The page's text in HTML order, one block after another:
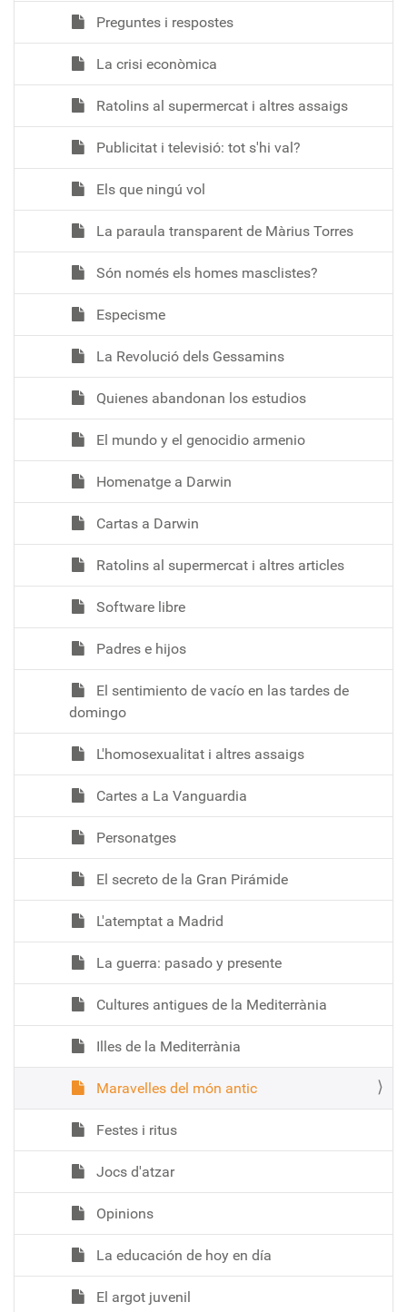
Preguntes i respostes
La crisi econòmica
Ratolins al supermercat i altres assaigs
Publicitat i televisió: tot s'hi val?
Els que ningú vol
La paraula transparent de Màrius Torres
Són només els homes masclistes?
Especisme
La Revolució dels Gessamins
Quienes abandonan los estudios
El mundo y el genocidio armenio
Homenatge a Darwin
Cartas a Darwin
Ratolins al supermercat i altres articles
Software libre
Padres e hijos
El sentimiento de vacío en las tardes de
domingo
L'homosexualitat i altres assaigs
Cartes a La Vanguardia
Personatges
El secreto de la Gran Pirámide
L'atemptat a Madrid
La guerra: pasado y presente
Cultures antigues de la Mediterrània
Illes de la Mediterrània
Maravelles del món antic
Festes i ritus
Jocs d'atzar
Opinions
La educación de hoy en día
El argot juvenil